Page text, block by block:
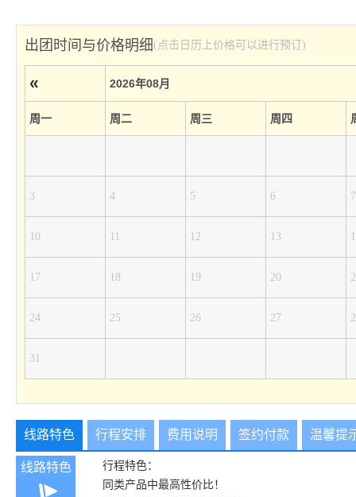
出团时间与价格明细(点击日历上价格可以进行预订)
« 2026年08月
周一 周二 周三 周四
3 4 5 6 7
10 11 12 13
17 18 19 20
24 25 26 27
31
线路特色 行程安排 费用说明 签约付款 温馨提
线路特色
行程特色：
同类产品中最高性价比！